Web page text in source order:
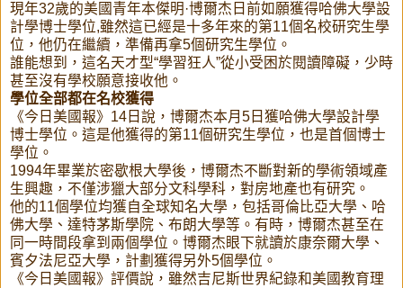
現年32歲的美國青年本傑明·博爾杰日前如願獲得哈佛大學設
計學博士學位,雖然這已經是十多年來的第11個名校研究生學
位，他仍在繼續，準備再拿5個研究生學位。
誰能想到，這名天才型“學習狂人”從小受困於閱讀障礙，少時
甚至沒有學校願意接收他。
學位全部都在名校獲得
《今日美國報》14日說，博爾杰本月5日獲哈佛大學設計學
博士學位。這是他獲得的第11個研究生學位，也是首個博士
學位。
1994年畢業於密歇根大學後，博爾杰不斷對新的學術領域產
生興趣，不僅涉獵大部分文科學科，對房地產也有研究。
他的11個學位均獲自全球知名大學，包括哥倫比亞大學、哈
佛大學、達特茅斯學院、布朗大學等。有時，博爾杰甚至在
同一時間段拿到兩個學位。博爾杰眼下就讀於康奈爾大學、
賓夕法尼亞大學，計劃獲得另外5個學位。
《今日美國報》評價說，雖然吉尼斯世界紀錄和美國教育理